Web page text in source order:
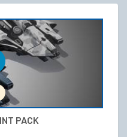
PACK
IN DEN WARENKORB